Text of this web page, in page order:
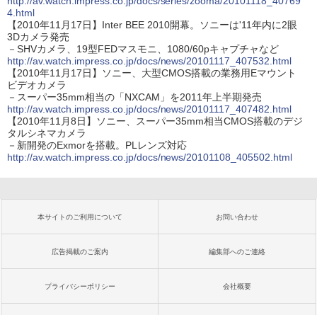
4.html
【2010年11月17日】Inter BEE 2010開幕。ソニーは'11年内に2眼
3Dカメラ発売
－SHVカメラ、19型FEDマスモニ、1080/60pキャプチャなど
http://av.watch.impress.co.jp/docs/news/20101117_407532.html
【2010年11月17日】ソニー、大型CMOS搭載の業務用Eマウント
ビデオカメラ
－スーパー35mm相当の「NXCAM」を2011年上半期発売
http://av.watch.impress.co.jp/docs/news/20101117_407482.html
【2010年11月8日】ソニー、スーパー35mm相当CMOS搭載のデジ
タルシネマカメラ
－新開発のExmorを搭載。PLレンズ対応
http://av.watch.impress.co.jp/docs/news/20101108_405502.html
本サイトのご利用について お問い合わせ
広告掲載のご案内 編集部へのご連絡
プライバシーポリシー 会社概要